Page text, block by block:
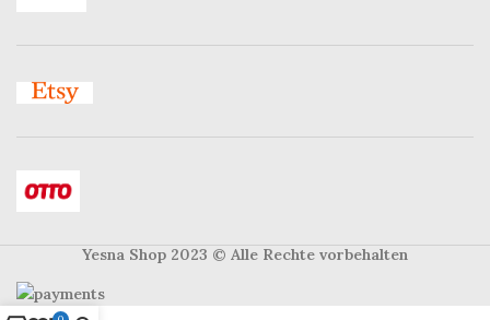
Yesna Shop 2023 © Alle Rechte vorbehalten